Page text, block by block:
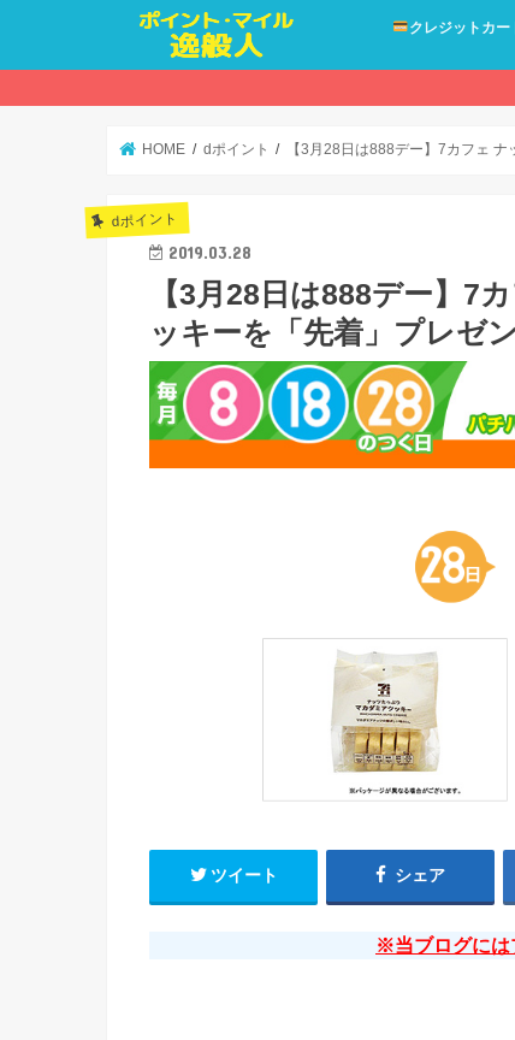
クレジットカー
HOME dポイント 【3月28日は888デー】7カフェ
dポイント
2019.03.28
【3月28日は888デー】7
ッキーを「先着」プレゼ
ツイート シェア
※当ブログには